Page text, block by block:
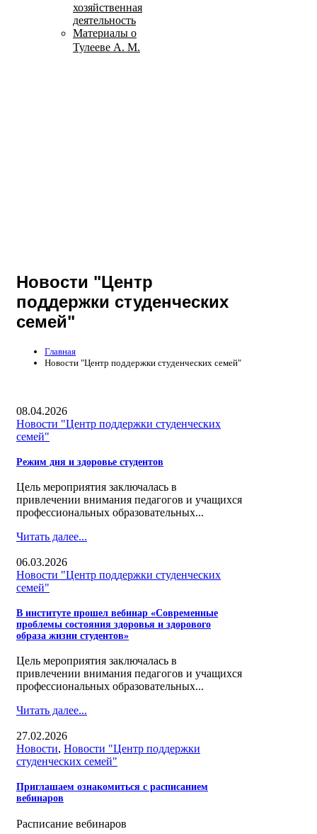
хозяйственная
деятельность
Материалы о
Тулееве А. М.
Новости "Центр
поддержки студенческих
семей"
Главная
Новости "Центр поддержки студенческих семей"
08.04.2026
Новости "Центр поддержки студенческих
семей"
Режим дня и здоровье студентов
Цель мероприятия заключалась в
привлечении внимания педагогов и учащихся
профессиональных образовательных...
Читать далее...
06.03.2026
Новости "Центр поддержки студенческих
семей"
В институте прошел вебинар «Современные
проблемы состояния здоровья и здорового
образа жизни студентов»
Цель мероприятия заключалась в
привлечении внимания педагогов и учащихся
профессиональных образовательных...
Читать далее...
27.02.2026
Новости, Новости "Центр поддержки
студенческих семей"
Приглашаем ознакомиться с расписанием
вебинаров
Расписание вебинаров